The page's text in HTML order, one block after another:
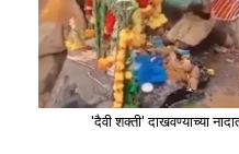
(Euro), कॅबिनेट
'दैवी शक्ती' दाखवण्याच्या